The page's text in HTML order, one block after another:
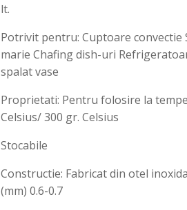
lt.
Potrivit pentru: Cuptoare convectie
marie Chafing dish-uri
spalat vase
Proprietati: Pentru folosire la
Celsius/ 300 gr. Celsius
Stocabile
Constructie: Fabricat din otel
(mm) 0.6-0.7